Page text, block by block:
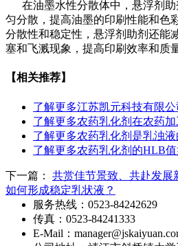
在油墨水性分散体中，悬浮剂助
匀分散，提高油墨的印刷性能和色
分散性和稳定性，悬浮剂助剂还能
塞和飞溅现象，提高印刷效率和质量
【相关推荐】
了解更多江苏凯元科技有限公
了解更多农药乳化剂在农药
了解更多农药乳化剂是乳浊液
了解更多农药乳化剂的HLB
下一篇： 共赏佳节景致、共赴发展
如何形成稳定乳状液？
服务热线：0523-84242629
传真：0523-84241333
E-Mail：